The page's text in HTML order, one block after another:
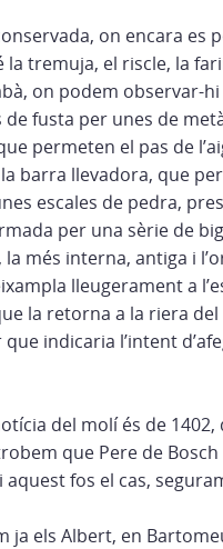
on encara es
la tremuja, el riscle, la
on podem observar-
fusta per unes de
permeten el pas de
barra llevadora, que
escales de pedra,
per una sèrie de
més interna, antiga i
lleugerament a
la retorna a la riera
indicaria l’intent
del molí és de
que Pere de
fos el cas,
ja els Albert, en